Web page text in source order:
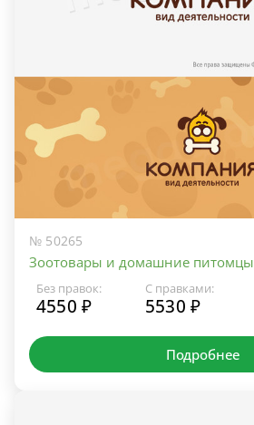
№ 50265
Зоотовары и домашние питомцы
Без правок:
4550 ₽
С правками:
5530 ₽
Подробнее